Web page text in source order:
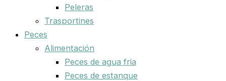
Peleras
Trasportines
Peces
Alimentación
Peces de agua fria
Peces de estanque